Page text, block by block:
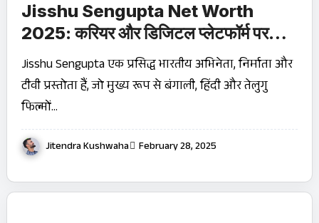
Jisshu Sengupta Net Worth
2025: करियर और डिजिटल प्लेटफॉर्म पर
धमाका!
Jisshu Sengupta एक प्रसिद्ध भारतीय अभिनेता, निर्माता और
टीवी प्रस्तोता हैं, जो मुख्य रूप से बंगाली, हिंदी और तेलुगु
फिल्मों…
Jitendra Kushwaha February 28, 2025